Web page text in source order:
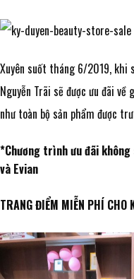
Xuyên suốt tháng 6/2019, khi
Nguyễn Trãi sẽ được ưu đãi
như toàn bộ sản phẩm được
*Chương trình ưu đãi không
và Evian
TRANG ĐIỂM MIỄN PHÍ CHO